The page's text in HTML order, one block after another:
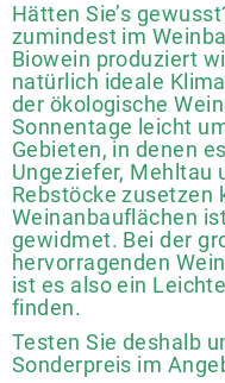
Hätten Sie’s
zumindest im
Biowein produziert
natürlich ideale
der ökologische
Sonnentage leicht
Gebieten, in denen
Ungeziefer, Mehltau
Rebstöcke zusetzen
Weinanbauflächen
gewidmet. Bei der
hervorragenden
ist es also ein
finden.
Testen Sie deshalb
Sonderpreis im